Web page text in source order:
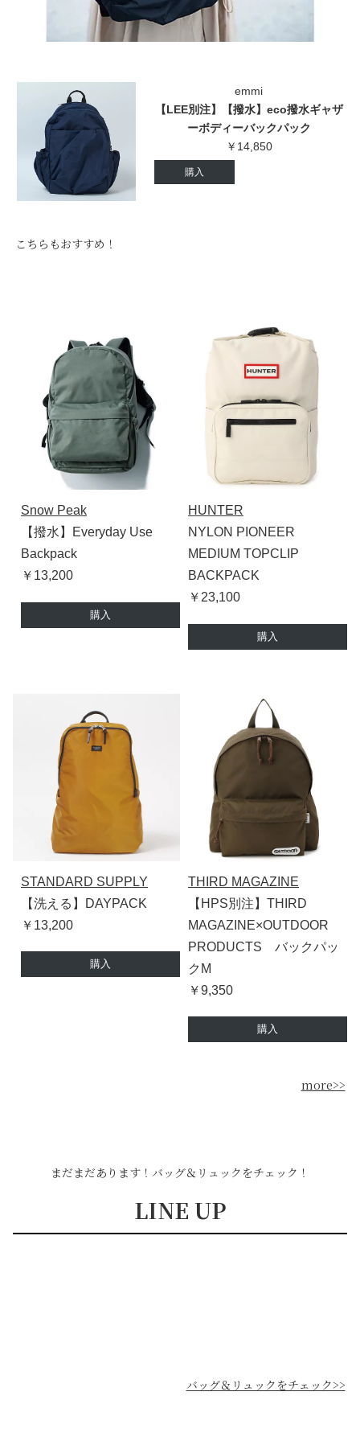
emmi
【LEE別注】【撥水】eco撥水ギャザ
ーボディーバックパック
￥14,850
購入
こちらもおすすめ！
Snow Peak
【撥水】Everyday Use
Backpack
￥13,200
購入
HUNTER
NYLON PIONEER
MEDIUM TOPCLIP
BACKPACK
￥23,100
購入
STANDARD SUPPLY
【洗える】DAYPACK
￥13,200
購入
THIRD MAGAZINE
【HPS別注】THIRD
MAGAZINE×OUTDOOR
PRODUCTS バックパッ
クM
￥9,350
購入
more>>
まだまだあります！バッグ＆リュックをチェック！
LINE UP
バッグ＆リュックをチェック>>